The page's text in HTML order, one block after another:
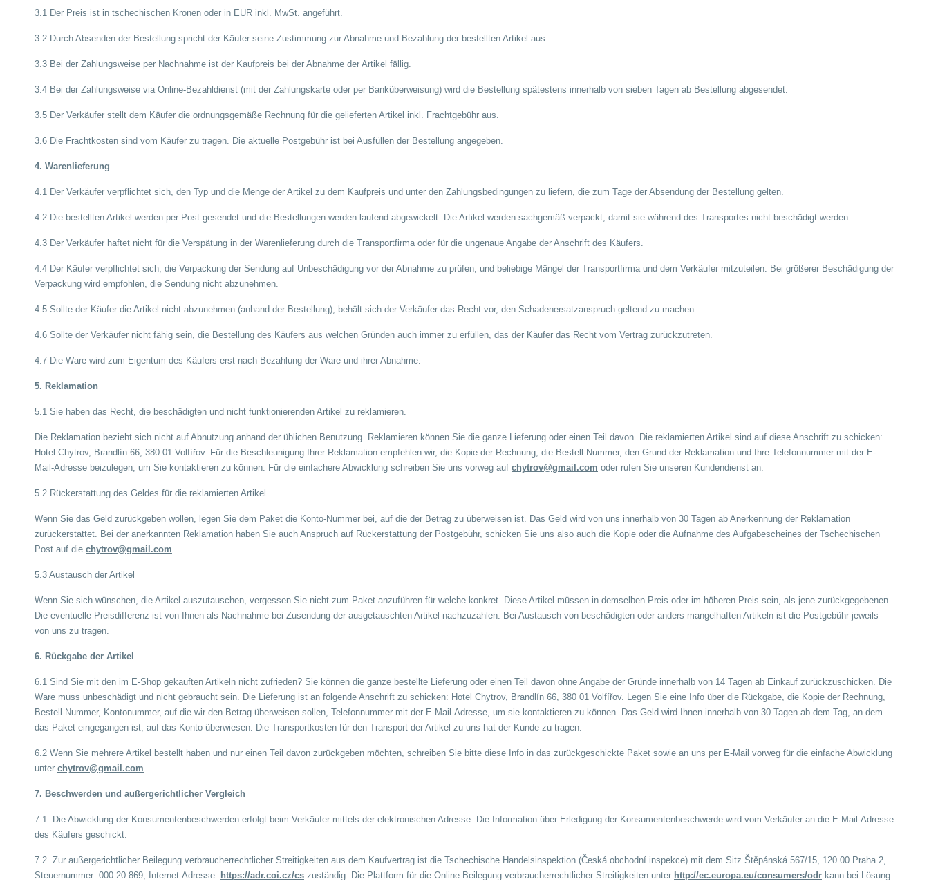
3.1 Der Preis ist in tschechischen Kronen oder in EUR inkl. MwSt. angeführt.
3.2 Durch Absenden der Bestellung spricht der Käufer seine Zustimmung zur Abnahme und Bezahlung der bestellten Artikel aus.
3.3 Bei der Zahlungsweise per Nachnahme ist der Kaufpreis bei der Abnahme der Artikel fällig.
3.4 Bei der Zahlungsweise via Online-Bezahldienst (mit der Zahlungskarte oder per Banküberweisung) wird die Bestellung spätestens innerhalb von sieben Tagen ab Bestellung abgesendet.
3.5 Der Verkäufer stellt dem Käufer die ordnungsgemäße Rechnung für die gelieferten Artikel inkl. Frachtgebühr aus.
3.6 Die Frachtkosten sind vom Käufer zu tragen. Die aktuelle Postgebühr ist bei Ausfüllen der Bestellung angegeben.
4. Warenlieferung
4.1 Der Verkäufer verpflichtet sich, den Typ und die Menge der Artikel zu dem Kaufpreis und unter den Zahlungsbedingungen zu liefern, die zum Tage der Absendung der Bestellung gelten.
4.2 Die bestellten Artikel werden per Post gesendet und die Bestellungen werden laufend abgewickelt. Die Artikel werden sachgemäß verpackt, damit sie während des Transportes nicht beschädigt werden.
4.3 Der Verkäufer haftet nicht für die Verspätung in der Warenlieferung durch die Transportfirma oder für die ungenaue Angabe der Anschrift des Käufers.
4.4 Der Käufer verpflichtet sich, die Verpackung der Sendung auf Unbeschädigung vor der Abnahme zu prüfen, und beliebige Mängel der Transportfirma und dem Verkäufer mitzuteilen. Bei größerer Beschädigung der
Verpackung wird empfohlen, die Sendung nicht abzunehmen.
4.5 Sollte der Käufer die Artikel nicht abzunehmen (anhand der Bestellung), behält sich der Verkäufer das Recht vor, den Schadenersatzanspruch geltend zu machen.
4.6 Sollte der Verkäufer nicht fähig sein, die Bestellung des Käufers aus welchen Gründen auch immer zu erfüllen, das der Käufer das Recht vom Vertrag zurückzutreten.
4.7 Die Ware wird zum Eigentum des Käufers erst nach Bezahlung der Ware und ihrer Abnahme.
5. Reklamation
5.1 Sie haben das Recht, die beschädigten und nicht funktionierenden Artikel zu reklamieren.
Die Reklamation bezieht sich nicht auf Abnutzung anhand der üblichen Benutzung. Reklamieren können Sie die ganze Lieferung oder einen Teil davon. Die reklamierten Artikel sind auf diese Anschrift zu schicken:
Hotel Chytrov, Brandlín 66, 380 01 Volfířov. Für die Beschleunigung Ihrer Reklamation empfehlen wir, die Kopie der Rechnung, die Bestell-Nummer, den Grund der Reklamation und Ihre Telefonnummer mit der E-
Mail-Adresse beizulegen, um Sie kontaktieren zu können. Für die einfachere Abwicklung schreiben Sie uns vorweg auf chytrov@gmail.com oder rufen Sie unseren Kundendienst an.
5.2 Rückerstattung des Geldes für die reklamierten Artikel
Wenn Sie das Geld zurückgeben wollen, legen Sie dem Paket die Konto-Nummer bei, auf die der Betrag zu überweisen ist. Das Geld wird von uns innerhalb von 30 Tagen ab Anerkennung der Reklamation
zurückerstattet. Bei der anerkannten Reklamation haben Sie auch Anspruch auf Rückerstattung der Postgebühr, schicken Sie uns also auch die Kopie oder die Aufnahme des Aufgabescheines der Tschechischen
Post auf die chytrov@gmail.com.
5.3 Austausch der Artikel
Wenn Sie sich wünschen, die Artikel auszutauschen, vergessen Sie nicht zum Paket anzuführen für welche konkret. Diese Artikel müssen in demselben Preis oder im höheren Preis sein, als jene zurückgegebenen.
Die eventuelle Preisdifferenz ist von Ihnen als Nachnahme bei Zusendung der ausgetauschten Artikel nachzuzahlen. Bei Austausch von beschädigten oder anders mangelhaften Artikeln ist die Postgebühr jeweils
von uns zu tragen.
6. Rückgabe der Artikel
6.1 Sind Sie mit den im E-Shop gekauften Artikeln nicht zufrieden? Sie können die ganze bestellte Lieferung oder einen Teil davon ohne Angabe der Gründe innerhalb von 14 Tagen ab Einkauf zurückzuschicken. Die
Ware muss unbeschädigt und nicht gebraucht sein. Die Lieferung ist an folgende Anschrift zu schicken: Hotel Chytrov, Brandlín 66, 380 01 Volfířov. Legen Sie eine Info über die Rückgabe, die Kopie der Rechnung,
Bestell-Nummer, Kontonummer, auf die wir den Betrag überweisen sollen, Telefonnummer mit der E-Mail-Adresse, um sie kontaktieren zu können. Das Geld wird Ihnen innerhalb von 30 Tagen ab dem Tag, an dem
das Paket eingegangen ist, auf das Konto überwiesen. Die Transportkosten für den Transport der Artikel zu uns hat der Kunde zu tragen.
6.2 Wenn Sie mehrere Artikel bestellt haben und nur einen Teil davon zurückgeben möchten, schreiben Sie bitte diese Info in das zurückgeschickte Paket sowie an uns per E-Mail vorweg für die einfache Abwicklung
unter chytrov@gmail.com.
7. Beschwerden und außergerichtlicher Vergleich
7.1. Die Abwicklung der Konsumentenbeschwerden erfolgt beim Verkäufer mittels der elektronischen Adresse. Die Information über Erledigung der Konsumentenbeschwerde wird vom Verkäufer an die E-Mail-Adresse
des Käufers geschickt.
7.2. Zur außergerichtlicher Beilegung verbraucherrechtlicher Streitigkeiten aus dem Kaufvertrag ist die Tschechische Handelsinspektion (Česká obchodní inspekce) mit dem Sitz Štěpánská 567/15, 120 00 Praha 2,
Steuernummer: 000 20 869, Internet-Adresse: https://adr.coi.cz/cs zuständig. Die Plattform für die Online-Beilegung verbraucherrechtlicher Streitigkeiten unter http://ec.europa.eu/consumers/odr kann bei Lösung